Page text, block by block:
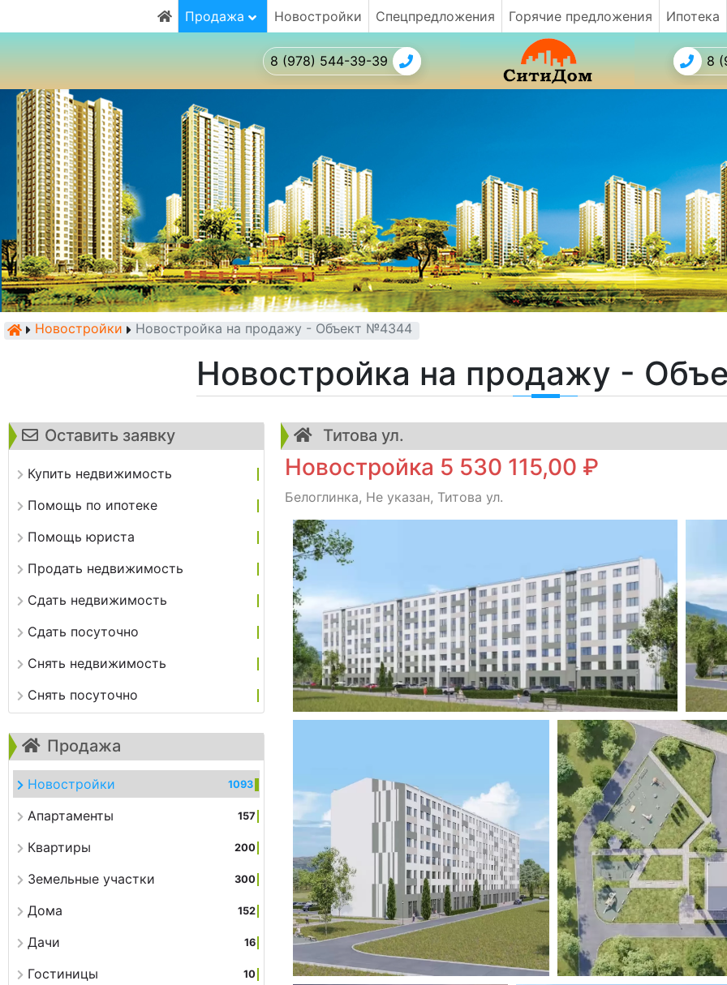
Продажа Новостройки Спецпредложения Горячие предложения Ипотека
8 (978) 544-39-39 8
Новостройки Новостройка на продажу - Объект №4344
Новостройка на продажу -
Оставить заявку
Купить недвижимость
Помощь по ипотеке
Помощь юриста
Продать недвижимость
Сдать недвижимость
Сдать посуточно
Снять недвижимость
Снять посуточно
Продажа
Новостройки 1093
Апартаменты 157
Квартиры 200
Земельные участки 300
Дома 152
Дачи 16
Гостиницы 10
Титова ул.
Новостройка 5 530 115,00 ₽
Белоглинка, Не указан, Титова ул.